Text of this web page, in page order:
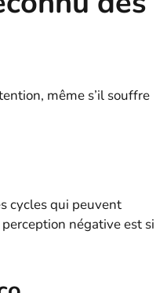
même s’il souffre
cycles qui peuvent
négative est si